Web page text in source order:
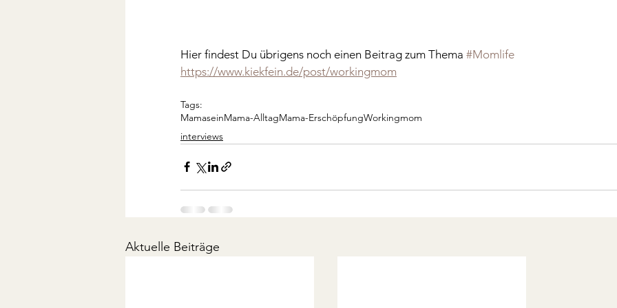
Hier findest Du übrigens noch einen Beitrag zum Thema #Momlife
https://www.kiekfein.de/post/workingmom
Tags:
MamaseinMama-AlltagMama-ErschöpfungWorkingmom
interviews
Aktuelle Beiträge